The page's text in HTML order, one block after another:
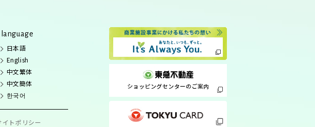
language
日本語
English
中文繁体
中文簡体
한국어
イトポリシー